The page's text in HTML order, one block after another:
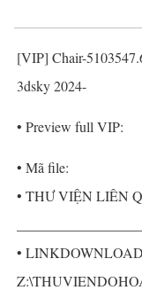
[VIP] Chair-
3dsky 2024-
• Preview full VIP:
• Mã file:
• THƯ VIỆN LIÊN
•